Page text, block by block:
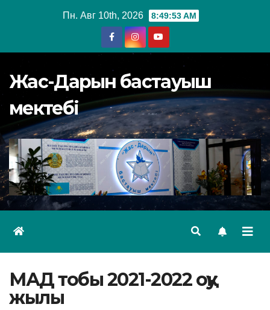
Пн. Авг 10th, 2026 8:49:53 AM
Жас-Дарын бастауыш
мектебі
МАД тобы 2021-2022 оқу
жылы